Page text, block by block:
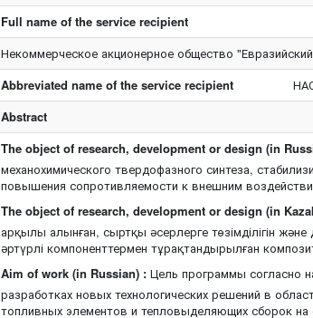
Full name of the service recipient
Некоммерческое акционерное общество
Abbreviated name of the service recipient
Abstract
The object of research, development or design (in
механохимического твердофазного синтеза,
повышения сопротивляемости к внешним
The object of research, development or design (in
арқылы алынған, сыртқы әсерлерге төзімділігін
әртүрлі компоненттермен тұрақтандырылған
Aim of work (in Russian) : Цель программы согласно
разработках новых технологических решений в
топливных элементов и тепловыделяющих сборок